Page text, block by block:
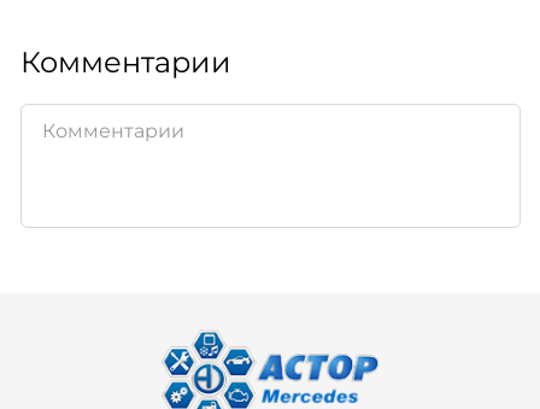
Комментарии